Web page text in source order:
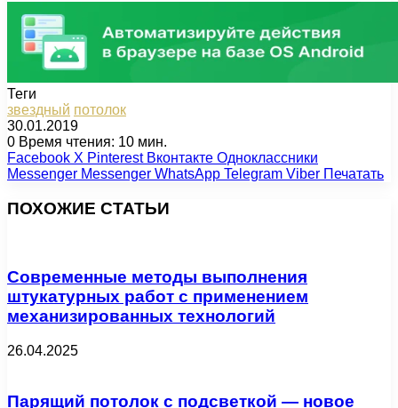
Теги
звездный потолок
30.01.2019
0 Время чтения: 10 мин.
Facebook X Pinterest Вконтакте Одноклассники
Messenger Messenger WhatsApp Telegram Viber Печатать
ПОХОЖИЕ СТАТЬИ
Современные методы выполнения
штукатурных работ с применением
механизированных технологий
26.04.2025
Парящий потолок с подсветкой — новое